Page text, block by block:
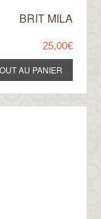
BRIT MILA
25,00€